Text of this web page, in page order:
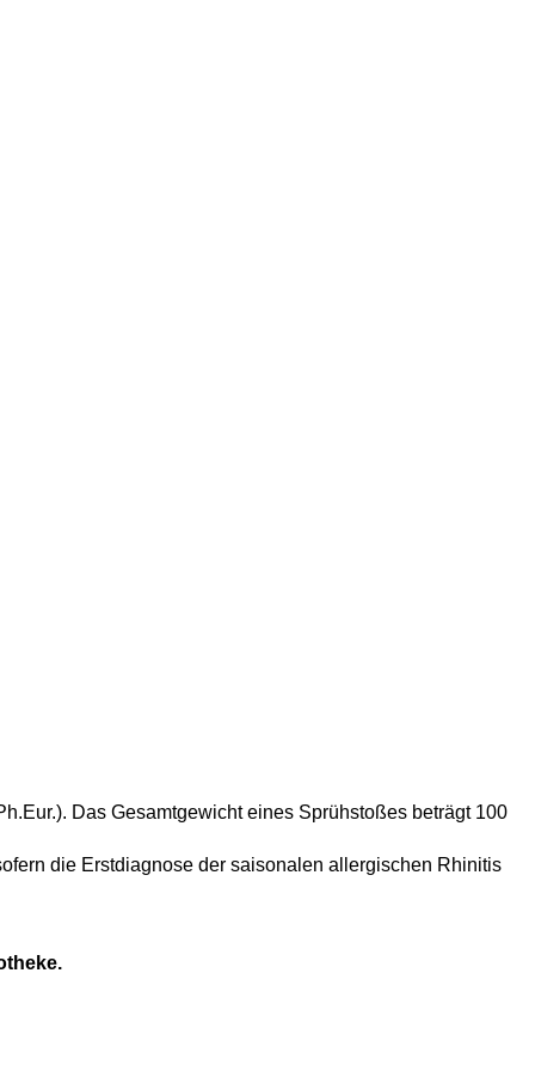
Das Gesamtgewicht eines Sprühstoßes beträgt 100
die Erstdiagnose der saisonalen allergischen Rhinitis